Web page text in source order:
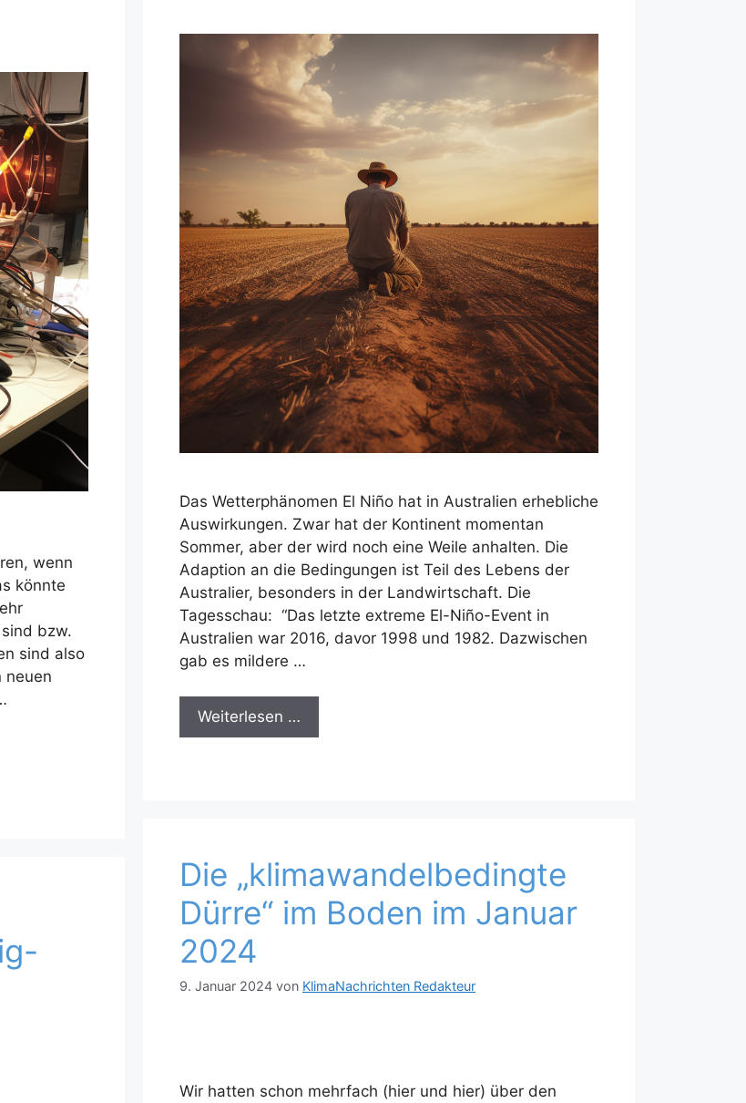
wenn
könnte
bzw.
sind also
neuen
Das Wetterphänomen El Niño hat in Australien erhebliche
Auswirkungen. Zwar hat der Kontinent momentan
Sommer, aber der wird noch eine Weile anhalten. Die
Adaption an die Bedingungen ist Teil des Lebens der
Australier, besonders in der Landwirtschaft. Die
Tagesschau: “Das letzte extreme El-Niño-Event in
Australien war 2016, davor 1998 und 1982. Dazwischen
gab es mildere …
Weiterlesen …
Die „klimawandelbedingte
Dürre“ im Boden im Januar
2024
9. Januar 2024 von KlimaNachrichten Redakteur
Wir hatten schon mehrfach (hier und hier) über den